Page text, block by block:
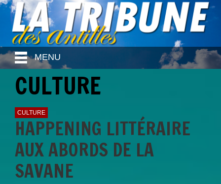
MENU
CULTURE
CULTURE
HAPPENING LITTÉRAIRE
AUX ABORDS DE LA
SAVANE